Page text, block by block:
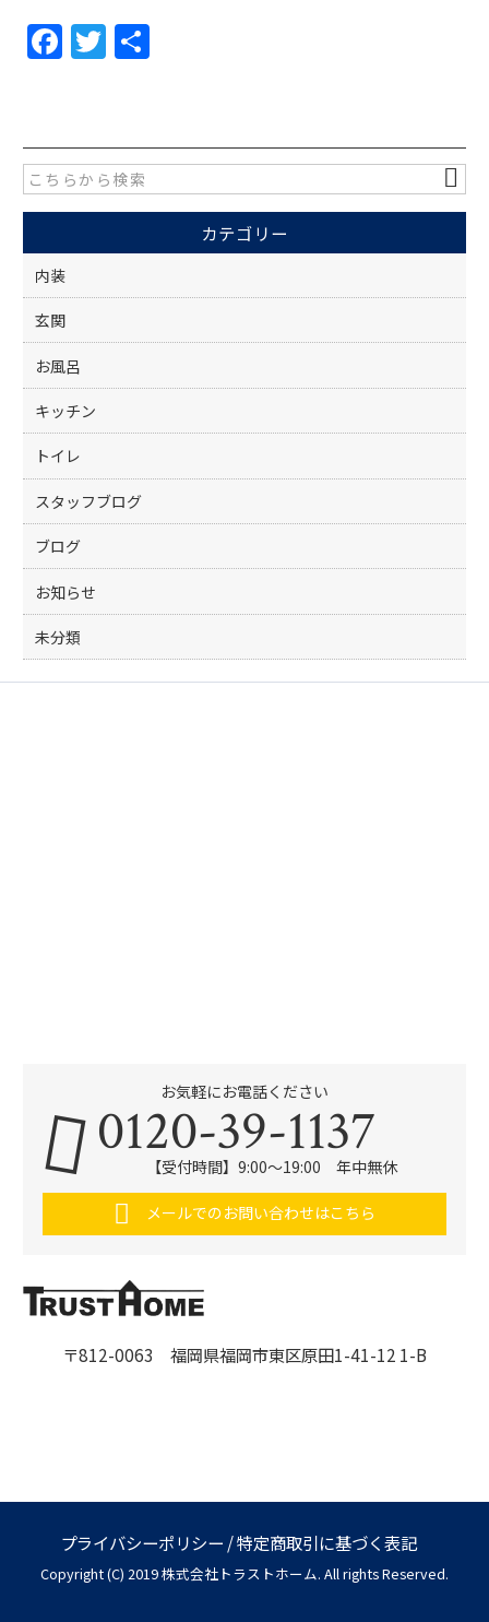
F
a
e
b
o
o
k
T
w
er
カテゴリー
内装
玄関
お風呂
キッチン
トイレ
スタッフブログ
ブログ
お知らせ
未分類
〒812-0063 福岡県福岡市東区原田1-41-12 1-B
お気軽にお電話ください
0120-39-1137
【受付時間】9:00～19:00 年中無休
メールでのお問い合わせはこちら
プライバシーポリシー /特定商取引に基づく表記
Copyright (C) 2019 株式会社トラストホーム. All rights Reserved.